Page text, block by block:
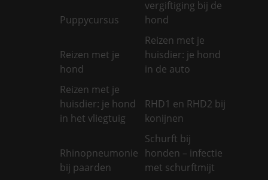
Puppycursus
vergiftiging bij de
hond
Reizen met je
hond
Reizen met je
huisdier: je hond
in de auto
Reizen met je
huisdier: je hond
in het vliegtuig
RHD1 en RHD2 bij
konijnen
Rhinopneumonie
bij paarden
Schurft bij
honden – infectie
met schurftmijt